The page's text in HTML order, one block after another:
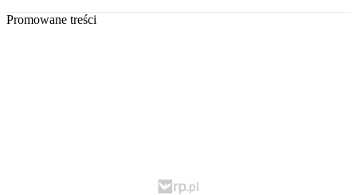
Promowane treści